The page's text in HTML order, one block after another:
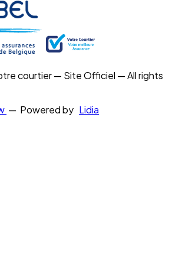
courtier — Site Officiel — All rights
— Powered by Lidia